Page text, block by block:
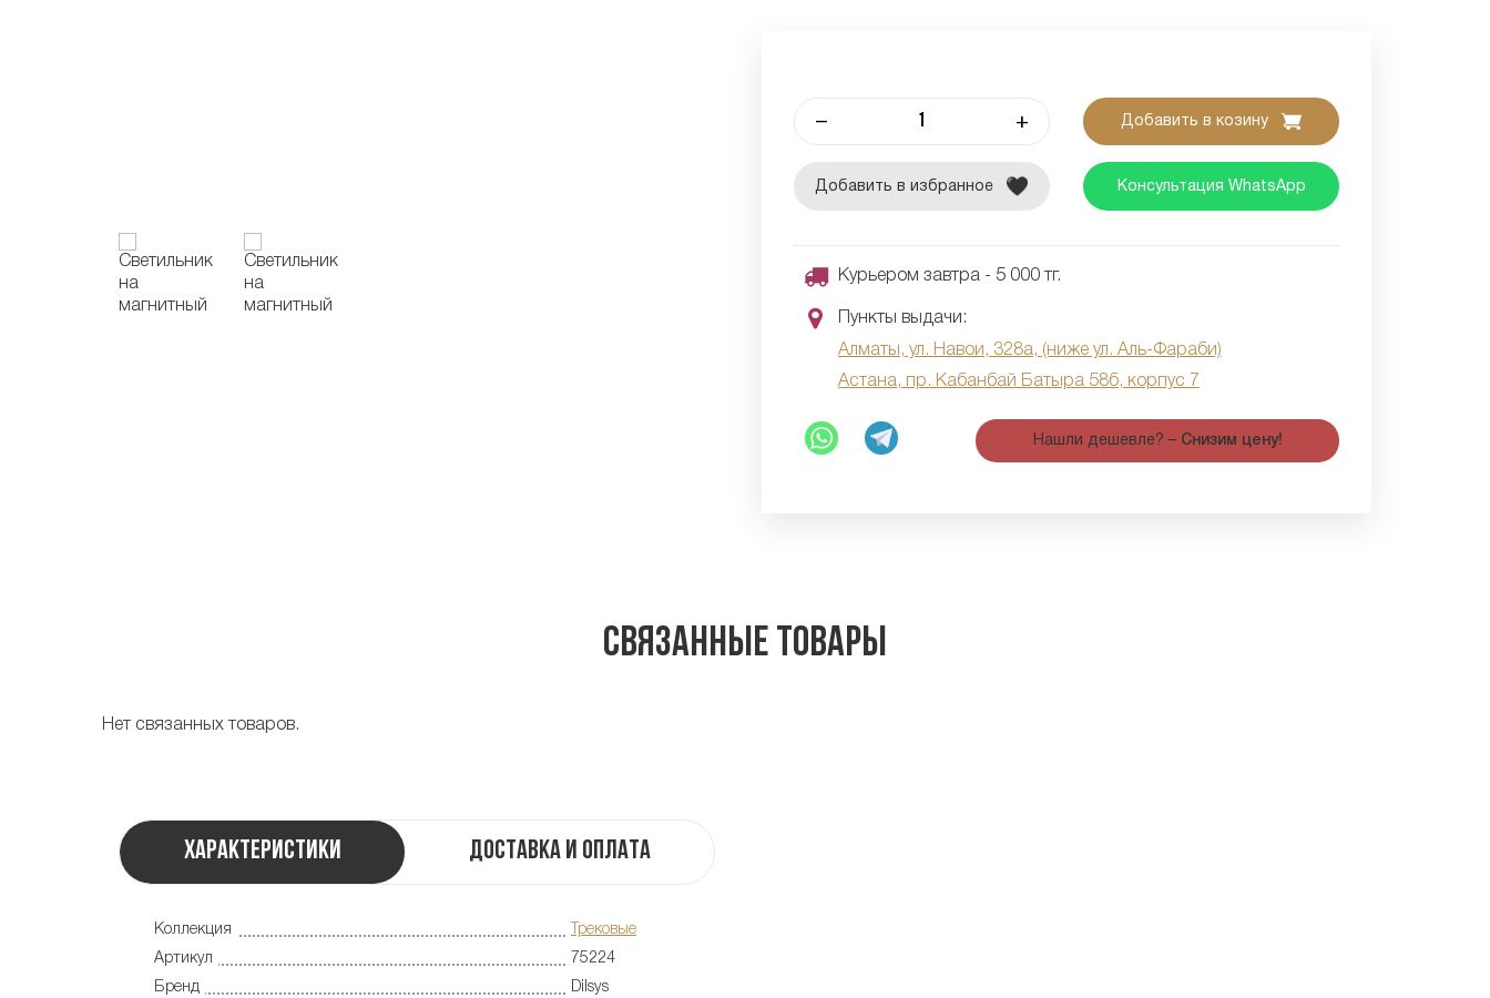
– + Добавить в козину
Добавить в избранное Консультация WhatsApp
Курьером завтра - 5 000 тг.
Пункты выдачи:
Алматы, ул. Навои, 328а, (ниже ул. Аль-Фараби)
Астана, пр. Кабанбай Батыра 58б, корпус 7
Нашли дешевле? – Снизим цену!
Связанные товары
Нет связанных товаров.
Характеристики Доставка и оплата
Коллекция
Трековые
Артикул
75224
Бренд
Dilsys